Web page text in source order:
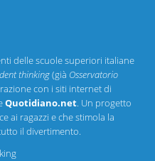
delle scuole superiori italiane
thinking(già Osservatorio
con i siti internet di
Quotidiano.net. Un progetto
ai ragazzi e che stimola la
il divertimento.